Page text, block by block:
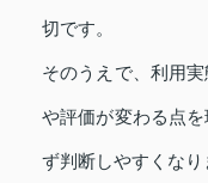
切です。
そのうえで、利用
や評価が変わる点
ず判断しやすくなり